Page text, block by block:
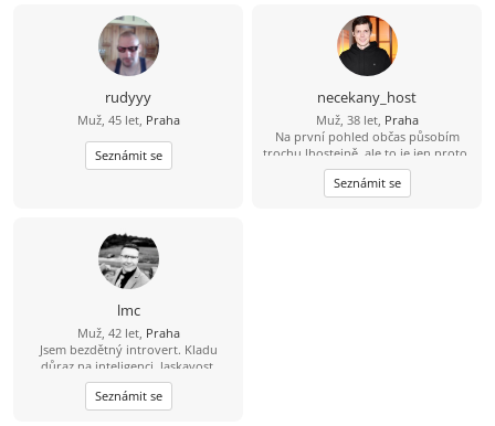
vážně a nechce si jen dopisovat ale
chce a je ochotná vyměnit písmenka
za realné/osobní seznámení. Pokud
ještě existuje slečna/žena která má
stejný pohled a názor na věc, tak
budu moc rád když my napíšeš a
třeba se domluvíme rovnou na
schůzce nebo si vyměníme kontakt.
Každopádně mé Tel.číslo 735731152.
Stačí napsat a ja se ozvu...:-))...
rudyyy
Muž, 45 let, Praha
Seznámit se
necekany_host
Muž, 38 let, Praha
Na první pohled občas působím
trochu lhostejně, ale to je jen proto,
že svět raději tiše vnímám, než abych
měl potřebu ho neustále
komentovat. Pokud se se mnou
Seznámit se
lmc
Muž, 42 let, Praha
Jsem bezdětný introvert. Kladu
důraz na inteligenci, laskavost,
sebereflexi a osobní růst. Důležité je,
abys byla hodná, otevřená v
komunikaci, autentická a snažila se o
Seznámit se